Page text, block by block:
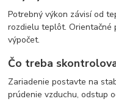
Potrebný výkon závisí od
rozdielu teplôt. Orientačné
výpočet.
Čo treba
Zariadenie postavte na
prúdenie vzduchu, odstup